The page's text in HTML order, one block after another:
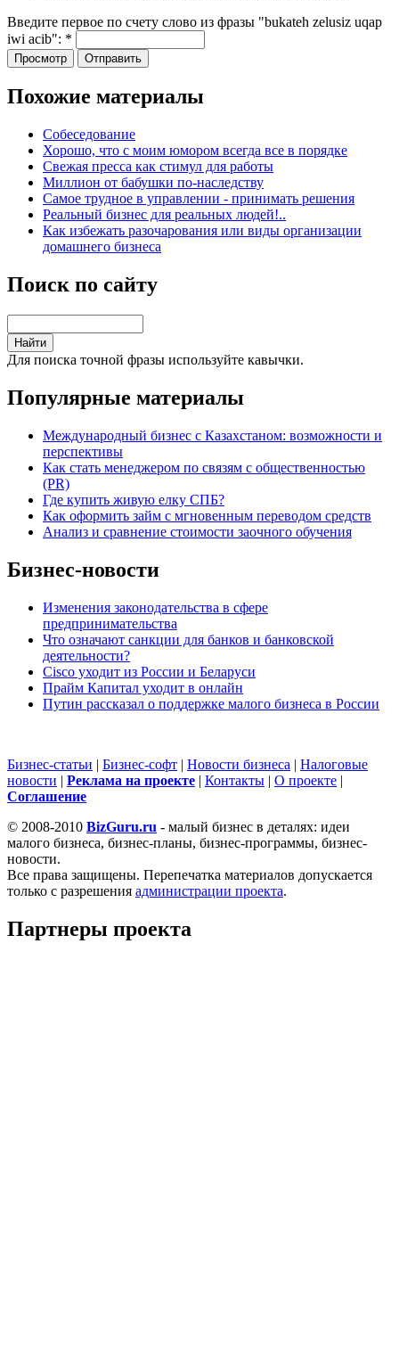
Введите первое по счету слово из фразы "bukateh zelusiz uqap
iwi acib": *
Похожие материалы
Собеседование
Хорошо, что с моим юмором всегда все в порядке
Свежая пресса как стимул для работы
Миллион от бабушки по-наследству
Самое трудное в управлении - принимать решения
Реальный бизнес для реальных людей!..
Как избежать разочарования или виды организации
домашнего бизнеса
Поиск по сайту
Для поиска точной фразы используйте кавычки.
Популярные материалы
Международный бизнес с Казахстаном: возможности и
перспективы
Как стать менеджером по связям с общественностью
(PR)
Где купить живую елку СПБ?
Как оформить займ с мгновенным переводом средств
Анализ и сравнение стоимости заочного обучения
Бизнес-новости
Изменения законодательства в сфере
предпринимательства
Что означают санкции для банков и банковской
деятельности?
Cisco уходит из России и Беларуси
Прайм Капитал уходит в онлайн
Путин рассказал о поддержке малого бизнеса в России
Бизнес-статьи | Бизнес-софт | Новости бизнеса | Налоговые
новости | Реклама на проекте | Контакты | О проекте |
Cоглашение
© 2008-2010 BizGuru.ru - малый бизнес в деталях: идеи
малого бизнеса, бизнес-планы, бизнес-программы, бизнес-
новости.
Все права защищены. Перепечатка материалов допускается
только с разрешения администрации проекта.
Партнеры проекта